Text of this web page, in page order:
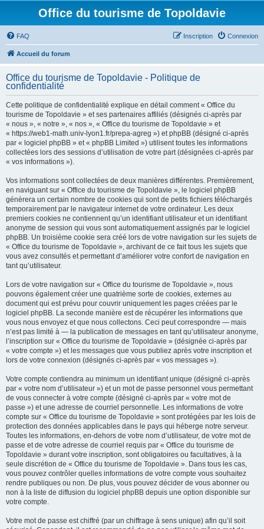
Office du tourisme de Topoldavie
FAQ Connexion
Inscription
Accueil du forum
Office du tourisme de Topoldavie - Politique de
confidentialité
Cette politique de confidentialité explique en détail comment « Office du
tourisme de Topoldavie » et ses partenaires affiliés (désignés ci-après par
« nous », « notre », « nos », « Office du tourisme de Topoldavie » et
« https://web1-math.univ-lyon1.fr/prepa-agreg ») et phpBB (désigné ci-après
par « logiciel phpBB » et « phpBB Limited ») utilisent toutes les informations
collectées lors des sessions d’utilisation de votre part (désignées ci-après par
« vos informations »).
Vos informations sont collectées de deux manières différentes. Premièrement,
en naviguant sur « Office du tourisme de Topoldavie », le logiciel phpBB
génèrera un certain nombre de cookies qui sont de petits fichiers téléchargés
temporairement par le navigateur internet de votre ordinateur. Les deux
premiers cookies ne contiennent qu’un identifiant utilisateur et un identifiant
anonyme de session qui vous sont automatiquement assignés par le logiciel
phpBB. Un troisième cookie sera créé lors de votre navigation sur les sujets de
« Office du tourisme de Topoldavie », archivant de ce fait tous les sujets que
vous avez consultés et permettant d’améliorer votre confort de navigation en
tant qu’utilisateur.
Lors de votre navigation sur « Office du tourisme de Topoldavie », nous
pouvons également créer une quatrième sorte de cookies, externes au
document qui est prévu pour couvrir uniquement les pages créées par le
logiciel phpBB. La seconde manière est de récupérer les informations que
vous nous envoyez et que nous collectons. Ceci peut correspondre — mais
n’est pas limité à — la publication de messages en tant qu’utilisateur anonyme,
l’inscription sur « Office du tourisme de Topoldavie » (désignée ci-après par
« votre compte ») et les messages que vous publiez après votre inscription et
lors de votre connexion (désignés ci-après par « vos messages »).
Votre compte contiendra au minimum un identifiant unique (désigné ci-après
par « votre nom d’utilisateur ») et un mot de passe personnel vous permettant
de vous connecter à votre compte (désigné ci-après par « votre mot de
passe ») et une adresse de courriel personnelle. Les informations de votre
compte sur « Office du tourisme de Topoldavie » sont protégées par les lois de
protection des données applicables dans le pays qui héberge notre serveur.
Toutes les informations, en-dehors de votre nom d’utilisateur, de votre mot de
passe et de votre adresse de courriel requis par « Office du tourisme de
Topoldavie » durant votre inscription, sont obligatoires ou facultatives, à la
seule discrétion de « Office du tourisme de Topoldavie ». Dans tous les cas,
vous pouvez contrôler quelles informations de votre compte vous souhaitez
rendre publiques ou non. De plus, vous pouvez décider de vous abonner ou
non à la liste de diffusion du logiciel phpBB depuis une option disponible sur
votre compte.
Votre mot de passe est chiffré (par un chiffrage à sens unique) afin qu’il soit